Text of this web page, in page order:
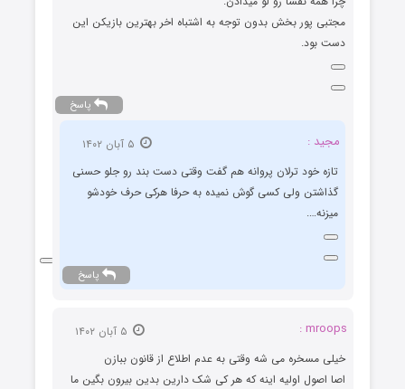
مجتبی پور بخش بدون توجه به اشتباه اخر بهترین بازیکن این
دست بود.
پاسخ
مجید :
تازه خود ترلان پروانه هم گفت وقتی دست بند رو جلو حسنی
گذاشتن ولی کسی گوش نمیده به حرفا هرکی حرف خودشو
میزنه….
پاسخ
mroops :
خیلی مسخره می شه وقتی به عدم اطلاع از قانون ببازن
اصا اصول اولیه اینه که هر کی شک دارین بدین بیرون بگین ما